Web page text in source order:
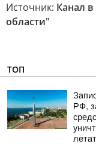
Источник: Канал
области"
ТОП
РФ,